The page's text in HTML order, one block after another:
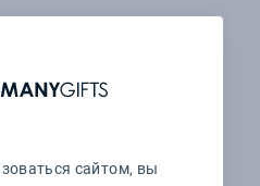
сайтом, вы